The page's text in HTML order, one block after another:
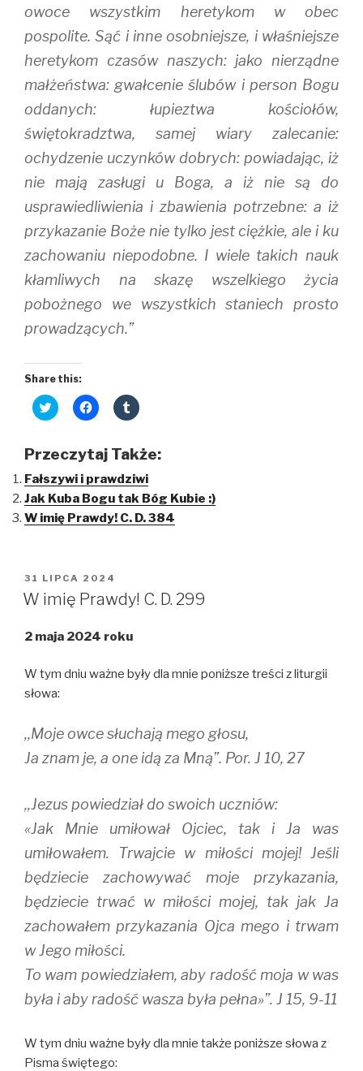
owoce wszystkim heretykom w obec
pospolite. Sąć i inne osobniejsze, i właśniejsze
heretykom czasów naszych: jako nierządne
małżeństwa: gwałcenie ślubów i person Bogu
oddanych: łupieztwa kościołów,
świętokradztwa, samej wiary zalecanie:
ochydzenie uczynków dobrych: powiadając, iż
nie mają zasługi u Boga, a iż nie są do
usprawiedliwienia i zbawienia potrzebne: a iż
przykazanie Boże nie tylko jest ciężkie, ale i ku
zachowaniu niepodobne. I wiele takich nauk
kłamliwych na skazę wszelkiego życia
pobożnego we wszystkich staniech prosto
prowadzących.”
Share this:
C
l
t
s
h
a
r
e
t
t
e
O
n
s
i
n
w
w
i
n
)
C
l
t
s
h
a
e
c
e
b
o
(
e
n
e
w
w
i
w
C
l
t
s
h
a
r
e
l
r
s
i
w
i
n
d
Przeczytaj Także:
Fałszywi i prawdziwi
Jak Kuba Bogu tak Bóg Kubie :)
W imię Prawdy! C. D. 384
OPUBLIKOWANE
W
31 LIPCA 2024
W imię Prawdy! C. D. 299
2 maja 2024 roku
W tym dniu ważne były dla mnie poniższe treści z liturgii
słowa:
,,Moje owce słuchają mego głosu,
Ja znam je, a one idą za Mną”. Por. J 10, 27
,,Jezus powiedział do swoich uczniów:
«Jak Mnie umiłował Ojciec, tak i Ja was
umiłowałem. Trwajcie w miłości mojej! Jeśli
będziecie zachowywać moje przykazania,
będziecie trwać w miłości mojej, tak jak Ja
zachowałem przykazania Ojca mego i trwam
w Jego miłości.
To wam powiedziałem, aby radość moja w was
była i aby radość wasza była pełna»”. J 15, 9-11
W tym dniu ważne były dla mnie także poniższe słowa z
Pisma świętego: